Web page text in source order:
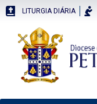
LITURGIA DIÁRIA